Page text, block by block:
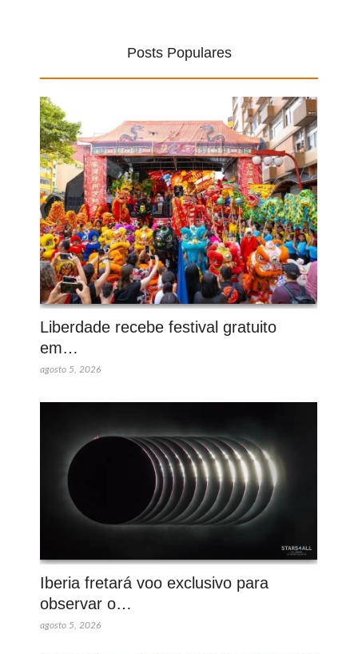
Posts Populares
Liberdade recebe festival gratuito
em…
agosto 5, 2026
Iberia fretará voo exclusivo para
observar o…
agosto 5, 2026